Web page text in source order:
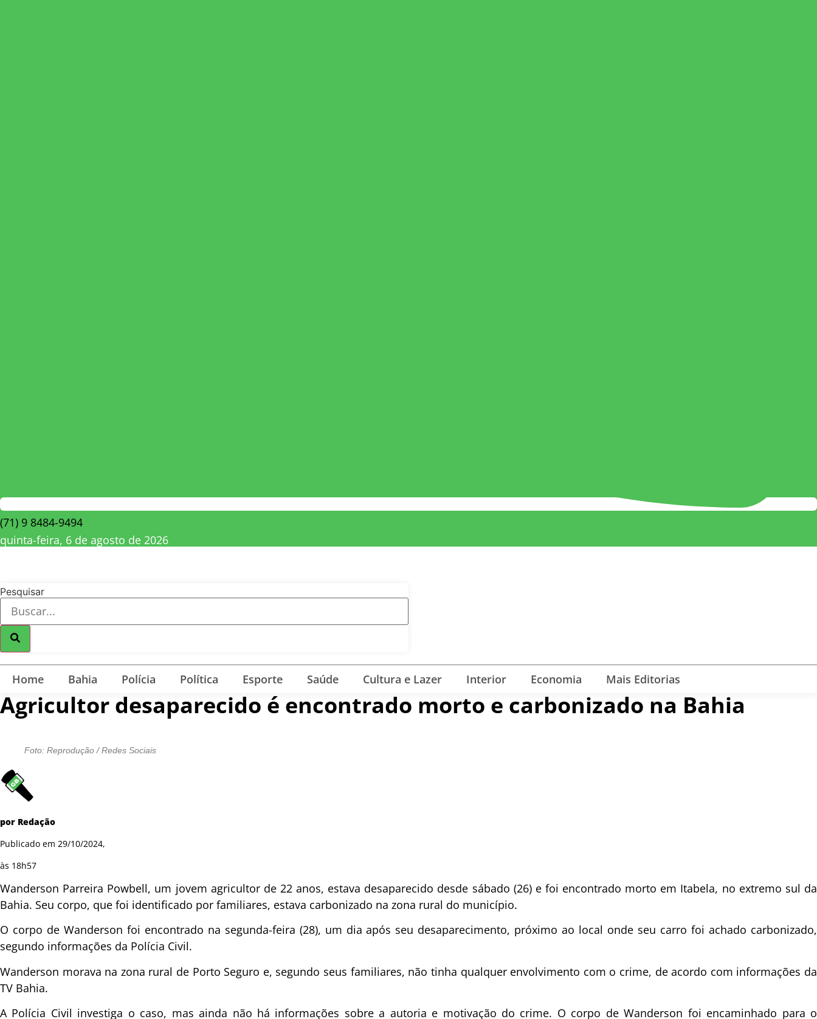
(71) 9 8484-9494
quinta-feira, 6 de agosto de 2026
Pesquisar
Home Bahia Polícia Política Esporte Saúde Cultura e Lazer Interior Economia Mais Editorias
Agricultor desaparecido é encontrado morto e carbonizado na Bahia
Foto: Reprodução / Redes Sociais
por Redação
Publicado em 29/10/2024,
às 18h57
Wanderson Parreira Powbell, um jovem agricultor de 22 anos, estava desaparecido desde sábado (26) e foi encontrado morto em Itabela, no extremo sul da
Bahia. Seu corpo, que foi identificado por familiares, estava carbonizado na zona rural do município.
O corpo de Wanderson foi encontrado na segunda-feira (28), um dia após seu desaparecimento, próximo ao local onde seu carro foi achado carbonizado,
segundo informações da Polícia Civil.
Wanderson morava na zona rural de Porto Seguro e, segundo seus familiares, não tinha qualquer envolvimento com o crime, de acordo com informações da
TV Bahia.
A Polícia Civil investiga o caso, mas ainda não há informações sobre a autoria e motivação do crime. O corpo de Wanderson foi encaminhado para o